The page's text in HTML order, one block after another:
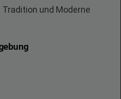
und Moderne